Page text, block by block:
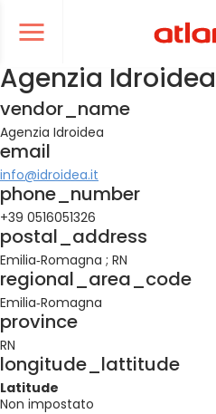
Ouvrir le menu de navigation
le menu de navigation
Agenzia Idroidea
vendor_name
Agenzia Idroidea
email
info@idroidea.it
phone_number
+39 0516051326
postal_address
Emilia‐Romagna ; RN
regional_area_code
Emilia‐Romagna
province
RN
longitude_lattitude
Latitude
Non impostato